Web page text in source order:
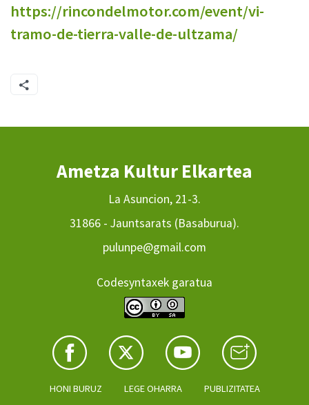
https://rincondelmotor.com/event/vi-
tramo-de-tierra-valle-de-ultzama/
Ametza Kultur Elkartea
La Asuncion, 21-3.
31866 - Jauntsarats (Basaburua).
pulunpe@gmail.com
Codesyntaxek garatua
HONI BURUZ LEGE OHARRA PUBLIZITATEA